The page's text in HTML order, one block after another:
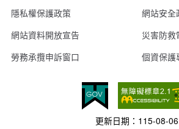
隱私權保護政策
網站安全
網站資料開放宣告
災害防救
勞務承攬申訴窗口
個資保護
更新日期： 115-08-06